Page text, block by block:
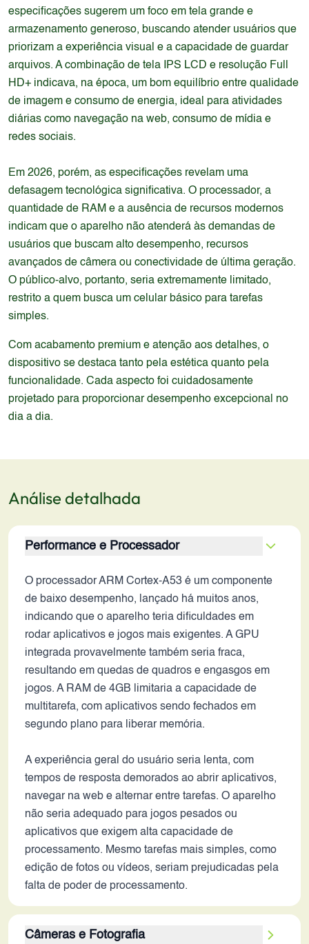
especificações sugerem um foco em tela grande e
armazenamento generoso, buscando atender usuários que
priorizam a experiência visual e a capacidade de guardar
arquivos. A combinação de tela IPS LCD e resolução Full
HD+ indicava, na época, um bom equilíbrio entre qualidade
de imagem e consumo de energia, ideal para atividades
diárias como navegação na web, consumo de mídia e
redes sociais.
Em 2026, porém, as especificações revelam uma
defasagem tecnológica significativa. O processador, a
quantidade de RAM e a ausência de recursos modernos
indicam que o aparelho não atenderá às demandas de
usuários que buscam alto desempenho, recursos
avançados de câmera ou conectividade de última geração.
O público-alvo, portanto, seria extremamente limitado,
restrito a quem busca um celular básico para tarefas
simples.
Com acabamento premium e atenção aos detalhes, o
dispositivo se destaca tanto pela estética quanto pela
funcionalidade. Cada aspecto foi cuidadosamente
projetado para proporcionar desempenho excepcional no
dia a dia.
Análise detalhada
Performance e Processador
O processador ARM Cortex-A53 é um componente
de baixo desempenho, lançado há muitos anos,
indicando que o aparelho teria dificuldades em
rodar aplicativos e jogos mais exigentes. A GPU
integrada provavelmente também seria fraca,
resultando em quedas de quadros e engasgos em
jogos. A RAM de 4GB limitaria a capacidade de
multitarefa, com aplicativos sendo fechados em
segundo plano para liberar memória.
A experiência geral do usuário seria lenta, com
tempos de resposta demorados ao abrir aplicativos,
navegar na web e alternar entre tarefas. O aparelho
não seria adequado para jogos pesados ou
aplicativos que exigem alta capacidade de
processamento. Mesmo tarefas mais simples, como
edição de fotos ou vídeos, seriam prejudicadas pela
falta de poder de processamento.
Câmeras e Fotografia